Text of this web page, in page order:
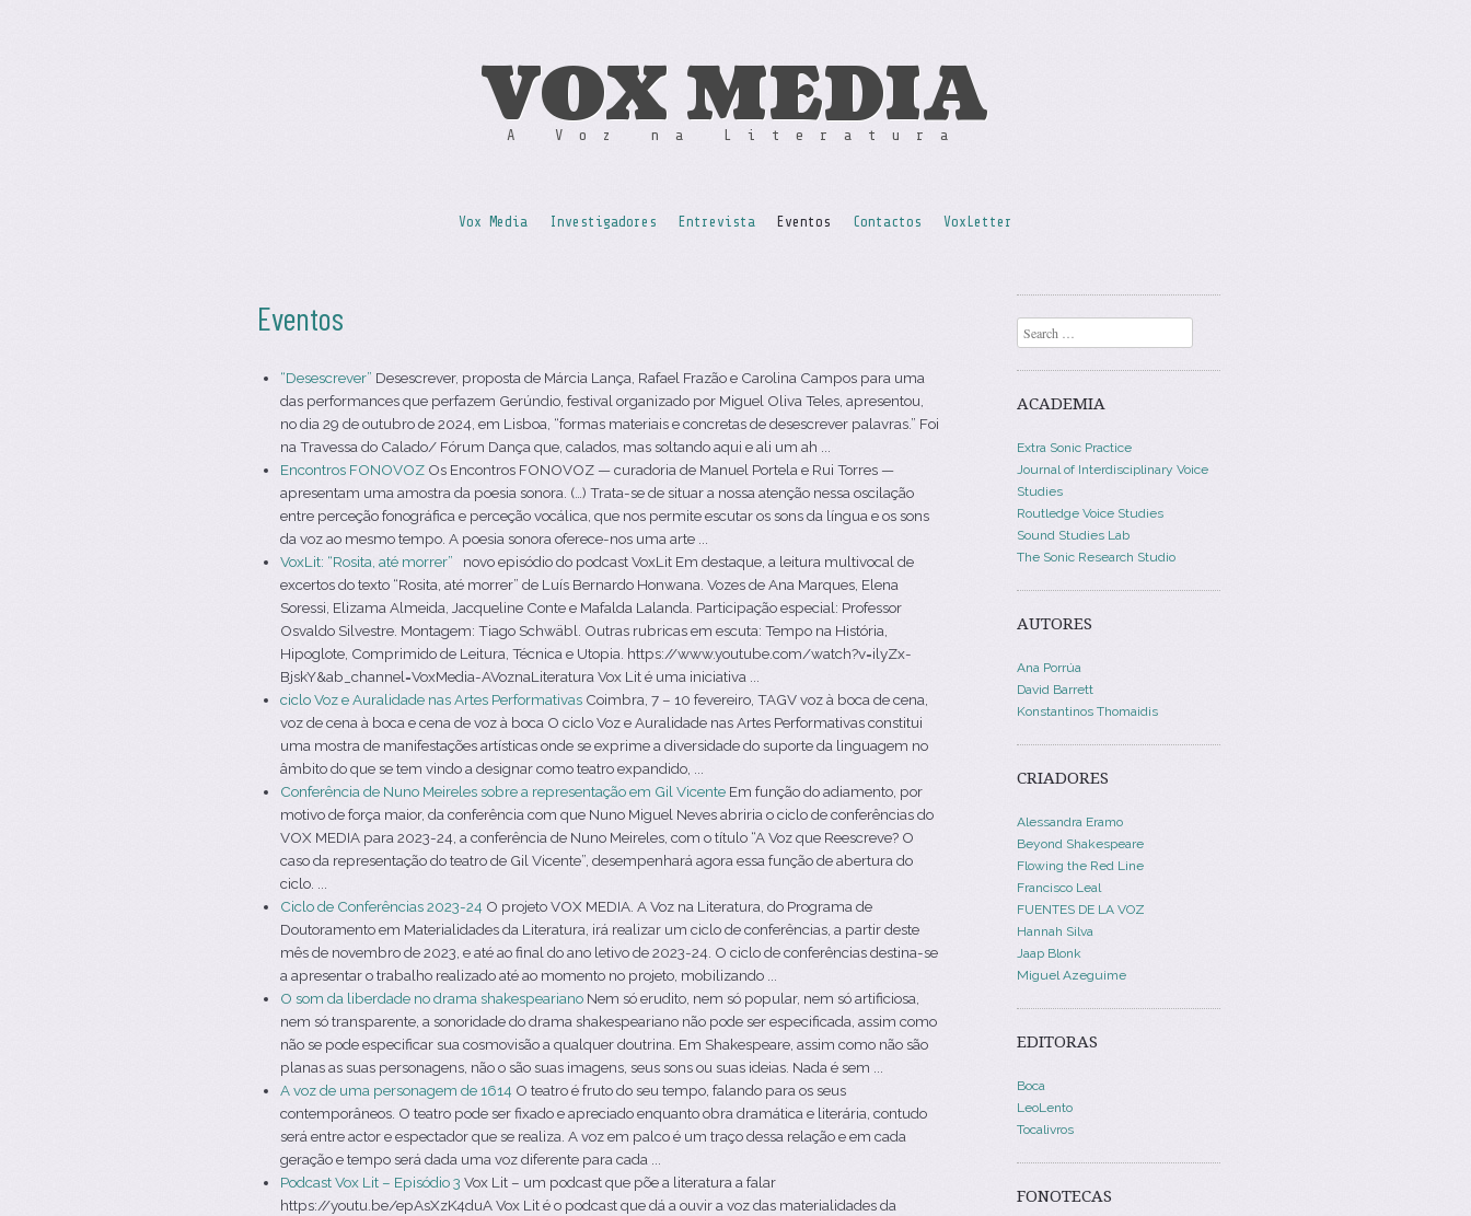
VOX MEDIA
A Voz na Literatura
Vox Media Investigadores Entrevista Eventos Contactos VoxLetter
Eventos
“Desescrever” Desescrever, proposta de Márcia Lança, Rafael Frazão e Carolina Campos para uma
das performances que perfazem Gerúndio, festival organizado por Miguel Oliva Teles, apresentou,
no dia 29 de outubro de 2024, em Lisboa, “formas materiais e concretas de desescrever palavras.” Foi
na Travessa do Calado/ Fórum Dança que, calados, mas soltando aqui e ali um ah ...
Encontros FONOVOZ Os Encontros FONOVOZ — curadoria de Manuel Portela e Rui Torres —
apresentam uma amostra da poesia sonora. (…) Trata-se de situar a nossa atenção nessa oscilação
entre perceção fonográfica e perceção vocálica, que nos permite escutar os sons da língua e os sons
da voz ao mesmo tempo. A poesia sonora oferece-nos uma arte ...
VoxLit: “Rosita, até morrer” novo episódio do podcast VoxLit Em destaque, a leitura multivocal de
excertos do texto “Rosita, até morrer” de Luís Bernardo Honwana. Vozes de Ana Marques, Elena
Soressi, Elizama Almeida, Jacqueline Conte e Mafalda Lalanda. Participação especial: Professor
Osvaldo Silvestre. Montagem: Tiago Schwäbl. Outras rubricas em escuta: Tempo na História,
Hipoglote, Comprimido de Leitura, Técnica e Utopia. https://www.youtube.com/watch?v=ilyZx-
BjskY&ab_channel=VoxMedia-AVoznaLiteratura Vox Lit é uma iniciativa ...
ciclo Voz e Auralidade nas Artes Performativas Coimbra, 7 – 10 fevereiro, TAGV voz à boca de cena,
voz de cena à boca e cena de voz à boca O ciclo Voz e Auralidade nas Artes Performativas constitui
uma mostra de manifestações artísticas onde se exprime a diversidade do suporte da linguagem no
âmbito do que se tem vindo a designar como teatro expandido, ...
Conferência de Nuno Meireles sobre a representação em Gil Vicente Em função do adiamento, por
motivo de força maior, da conferência com que Nuno Miguel Neves abriria o ciclo de conferências do
VOX MEDIA para 2023-24, a conferência de Nuno Meireles, com o título “A Voz que Reescreve? O
caso da representação do teatro de Gil Vicente”, desempenhará agora essa função de abertura do
ciclo. ...
Ciclo de Conferências 2023-24 O projeto VOX MEDIA. A Voz na Literatura, do Programa de
Doutoramento em Materialidades da Literatura, irá realizar um ciclo de conferências, a partir deste
mês de novembro de 2023, e até ao final do ano letivo de 2023-24. O ciclo de conferências destina-se
a apresentar o trabalho realizado até ao momento no projeto, mobilizando ...
O som da liberdade no drama shakespeariano Nem só erudito, nem só popular, nem só artificiosa,
nem só transparente, a sonoridade do drama shakespeariano não pode ser especificada, assim como
não se pode especificar sua cosmovisão a qualquer doutrina. Em Shakespeare, assim como não são
planas as suas personagens, não o são suas imagens, seus sons ou suas ideias. Nada é sem ...
A voz de uma personagem de 1614 O teatro é fruto do seu tempo, falando para os seus
contemporâneos. O teatro pode ser fixado e apreciado enquanto obra dramática e literária, contudo
será entre actor e espectador que se realiza. A voz em palco é um traço dessa relação e em cada
geração e tempo será dada uma voz diferente para cada ...
Podcast Vox Lit – Episódio 3 Vox Lit – um podcast que põe a literatura a falar
https://youtu.be/epAsXzK4duA Vox Lit é o podcast que dá a ouvir a voz das materialidades da
Search
ACADEMIA
Extra Sonic Practice
Journal of Interdisciplinary Voice
Studies
Routledge Voice Studies
Sound Studies Lab
The Sonic Research Studio
AUTORES
Ana Porrúa
David Barrett
Konstantinos Thomaidis
CRIADORES
Alessandra Eramo
Beyond Shakespeare
Flowing the Red Line
Francisco Leal
FUENTES DE LA VOZ
Hannah Silva
Jaap Blonk
Miguel Azeguime
EDITORAS
Boca
LeoLento
Tocalivros
FONOTECAS